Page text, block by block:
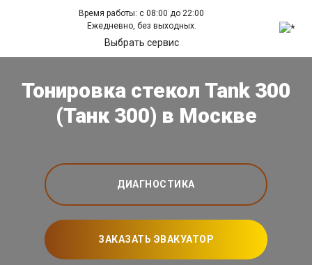
Время работы: с 08:00 до 22:00
Ежедневно, без выходных.
Выбрать сервис
Тонировка стекол Tank 300
(Танк 300) в Москве
ДИАГНОСТИКА
ЗАКАЗАТЬ ЭВАКУАТОР